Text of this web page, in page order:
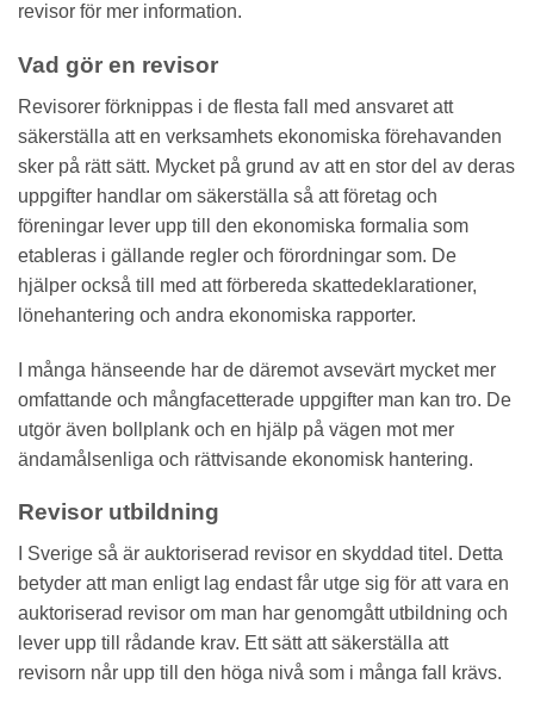
revisor för mer information.
Vad gör en revisor
Revisorer förknippas i de flesta fall med ansvaret att
säkerställa att en verksamhets ekonomiska förehavanden
sker på rätt sätt. Mycket på grund av att en stor del av deras
uppgifter handlar om säkerställa så att företag och
föreningar lever upp till den ekonomiska formalia som
etableras i gällande regler och förordningar som. De
hjälper också till med att förbereda skattedeklarationer,
lönehantering och andra ekonomiska rapporter.
I många hänseende har de däremot avsevärt mycket mer
omfattande och mångfacetterade uppgifter man kan tro. De
utgör även bollplank och en hjälp på vägen mot mer
ändamålsenliga och rättvisande ekonomisk hantering.
Revisor utbildning
I Sverige så är auktoriserad revisor en skyddad titel. Detta
betyder att man enligt lag endast får utge sig för att vara en
auktoriserad revisor om man har genomgått utbildning och
lever upp till rådande krav. Ett sätt att säkerställa att
revisorn når upp till den höga nivå som i många fall krävs.